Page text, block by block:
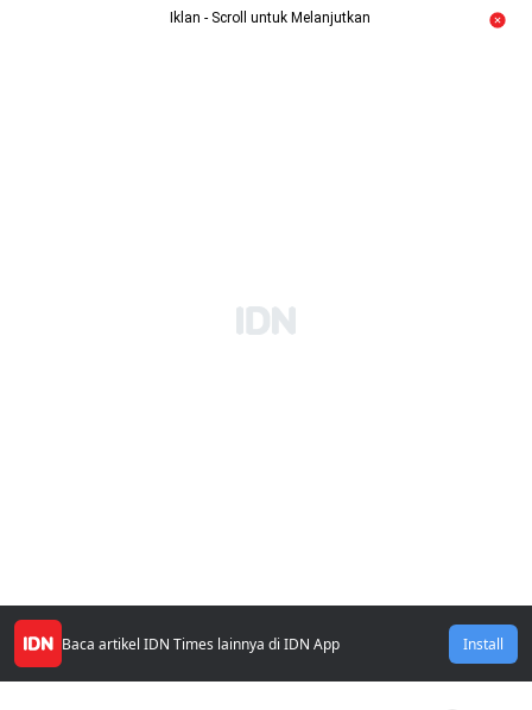
Iklan - Scroll untuk Melanjutkan
Baca artikel IDN Times lainnya di IDN App Install